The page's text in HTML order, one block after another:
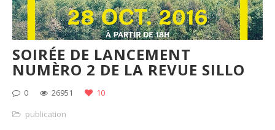
SOIRÉE DE LANCEMENT
NUMÈRO 2 DE LA REVUE SILLO
0 26951
10
publication